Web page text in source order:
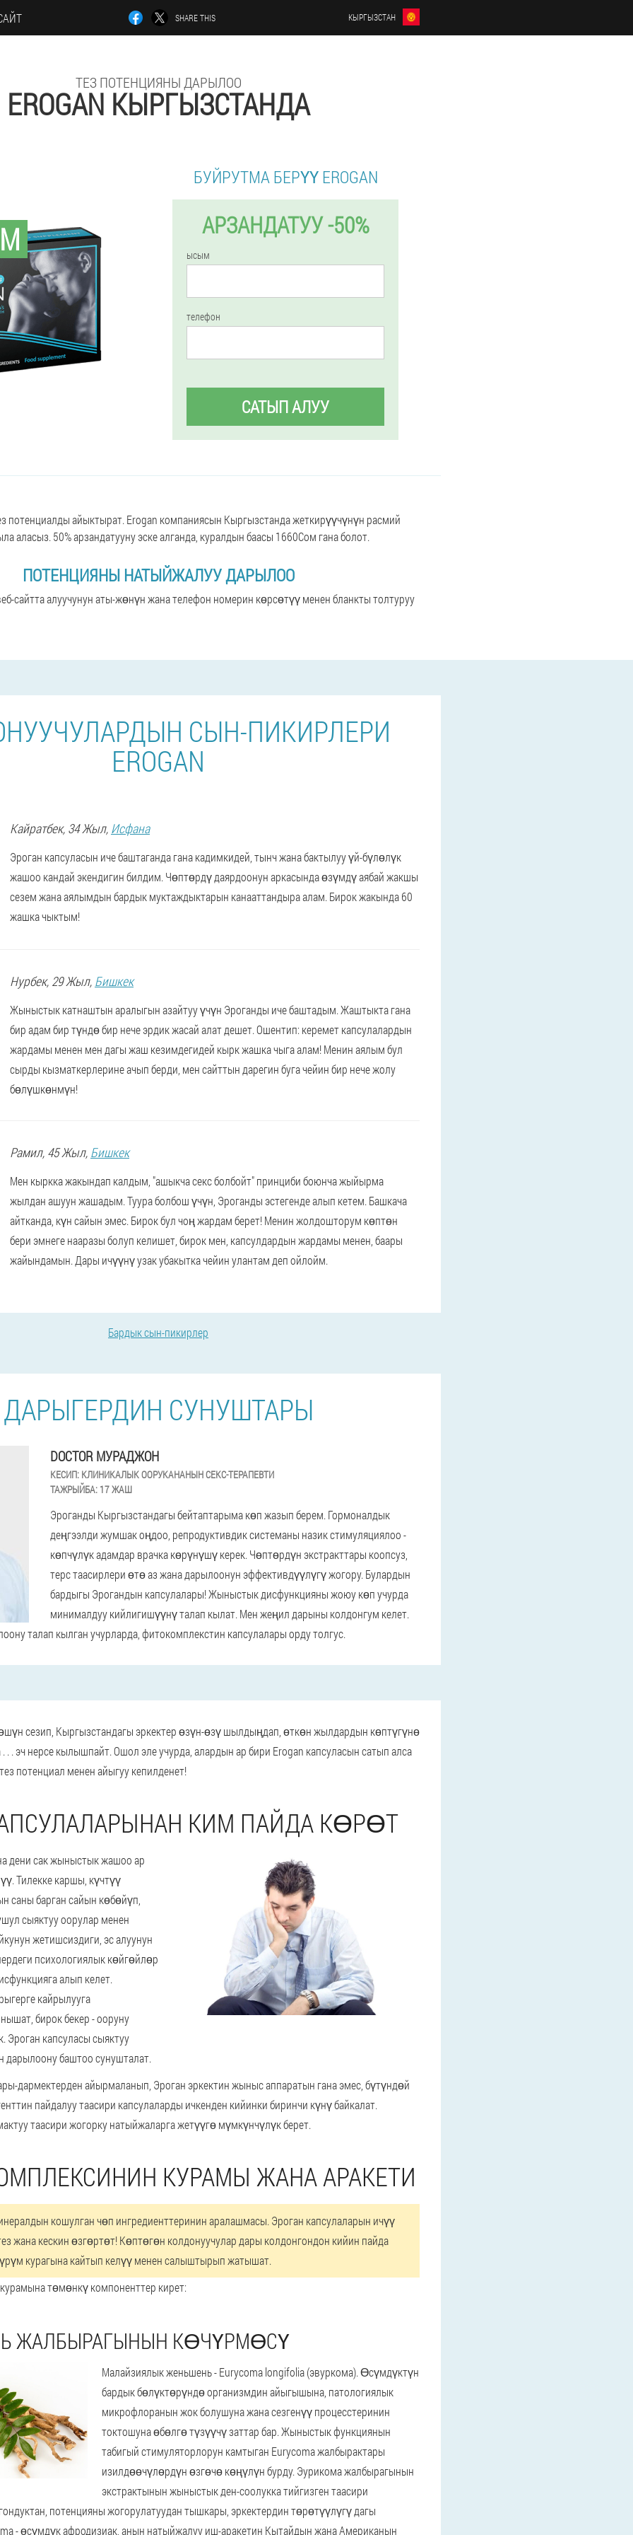
SHARE THIS КЫРГЫЗСТАН
ТЕЗ ПОТЕНЦИЯНЫ ДАРЫЛОО
EROGAN КЫРГЫЗСТАНДА
БУЙРУТМА БЕРҮҮ EROGAN
АРЗАНДАТУУ -50%
ысым
телефон
САТЫП АЛУУ
потенциалды айыктырат. Erogan компаниясын Кыргызстанда жеткирүүчүнүн расмий
аласыз. 50% арзандатууну эске алганда, куралдын баасы 1660Сом гана болот.
ПОТЕНЦИЯНЫ НАТЫЙЖАЛУУ ДАРЫЛОО
сайтта алуучунун аты-жөнүн жана телефон номерин көрсөтүү менен бланкты толтуруу
СЫН-ПИКИРЛЕРИ
EROGAN
Кайратбек, 34 Жыл, Исфана
Эроган капсуласын иче баштаганда гана кадимкидей, тынч жана бактылуу үй-бүлөлүк
жашоо кандай экендигин билдим. Чөптөрдү даярдоонун аркасында өзүмдү аябай жакшы
сезем жана аялымдын бардык муктаждыктарын канааттандыра алам. Бирок жакында 60
жашка чыктым!
Нурбек, 29 Жыл, Бишкек
Жыныстык катнаштын аралыгын азайтуу үчүн Эроганды иче баштадым. Жаштыкта ​​гана
бир адам бир түндө бир нече эрдик жасай алат дешет. Ошентип: керемет капсулалардын
жардамы менен мен дагы жаш кезимдегидей кырк жашка чыга алам! Менин аялым бул
сырды кызматкерлерине ачып берди, мен сайттын дарегин буга чейин бир нече жолу
бөлүшкөнмүн!
Рамил, 45 Жыл, Бишкек
Мен кыркка жакындап калдым, "ашыкча секс болбойт" принциби боюнча жыйырма
жылдан ашуун жашадым. Туура болбош үчүн, Эроганды эстегенде алып кетем. Башкача
айтканда, күн сайын эмес. Бирок бул чоң жардам берет! Менин жолдошторум көптөн
бери эмнеге нааразы болуп келишет, бирок мен, капсулдардын жардамы менен, баары
жайындамын. Дары ичүүнү узак убакытка чейин улантам деп ойлойм.
Бардык сын-пикирлер
ДАРЫГЕРДИН СУНУШТАРЫ
DOCTOR МУРАДЖОН
КЕСИП: КЛИНИКАЛЫК ООРУКАНАНЫН СЕКС-ТЕРАПЕВТИ
ТАЖРЫЙБА: 17 ЖАШ
Эроганды Кыргызстандагы бейтаптарыма көп жазып берем. Гормоналдык
деңгээлди жумшак оңдоо, репродуктивдик системаны назик стимуляциялоо -
көпчүлүк адамдар врачка көрүнүшү керек. Чөптөрдүн экстракттары коопсуз,
терс таасирлери өтө аз жана дарылоонун эффективдүүлүгү жогору. Булардын
бардыгы Эрогандын капсулалары! Жыныстык дисфункцияны жоюу көп учурда
минималдуу кийлигишүүнү талап кылат. Мен жеңил дарыны колдонгум келет.
талап кылган учурларда, фитокомплекстин капсулалары орду толгус.
сезип, Кыргызстандагы эркектер өзүн-өзү шылдыңдап, өткөн жылдардын көптүгүнө
. . эч нерсе кылышпайт. Ошол эле учурда, алардын ар бири Erogan капсуласын сатып алса
потенциал менен айыгуу кепилденет!
КИМ ПАЙДА КӨРӨТ
дени сак жыныстык жашоо ар
Тилекке каршы, күчтүү
саны барган сайын көбөйүп,
сыяктуу оорулар менен
жетишсиздиги, эс алуунун
психологиялык көйгөйлөр
алып келет.
кайрылууга
бирок бекер - ооруну
Эроган капсуласы сыяктуу
дарылоону баштоо сунушталат.
дармектерден айырмаланып, Эроган эркектин жыныс аппаратын гана эмес, бүтүндөй
пайдалуу таасири капсулаларды ичкенден кийинки биринчи күнү байкалат.
таасири жогорку натыйжаларга жетүүгө мүмкүнчүлүк берет.
КУРАМЫ ЖАНА АРАКЕТИ
кошулган чөп ингредиенттеринин аралашмасы. Эроган капсулаларын ичүү
жана кескин өзгөртөт! Көптөгөн колдонуучулар дары колдонгондон кийин пайда
курагына кайтып келүү менен салыштырып жатышат.
төмөнкү компоненттер кирет:
ЖАЛБЫРАГЫНЫН КӨЧҮРМӨСҮ
Малайзиялык женьшень - Eurycoma longifolia (эвуркома). Өсүмдүктүн
бардык бөлүктөрүндө организмдин айыгышына, патологиялык
микрофлоранын жок болушуна жана сезгенүү процесстеринин
токтошуна өбөлгө түзүүчү заттар бар. Жыныстык функциянын
табигый стимуляторлорун камтыган Eurycoma жалбырактары
изилдөөчүлөрдүн өзгөчө көңүлүн бурду. Эурикома жалбырагынын
экстрактынын жыныстык ден-соолукка тийгизген таасири
потенцияны жогорулатуудан тышкары, эркектердин төрөтүүлүгү дагы
- өсүмдүк афродизиак, анын натыйжалуу иш-аракетин Кытайдын жана Американын